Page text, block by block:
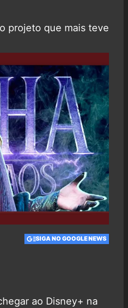
projeto que mais teve
SIGA NO GOOGLE NEWS
ao Disney+ na